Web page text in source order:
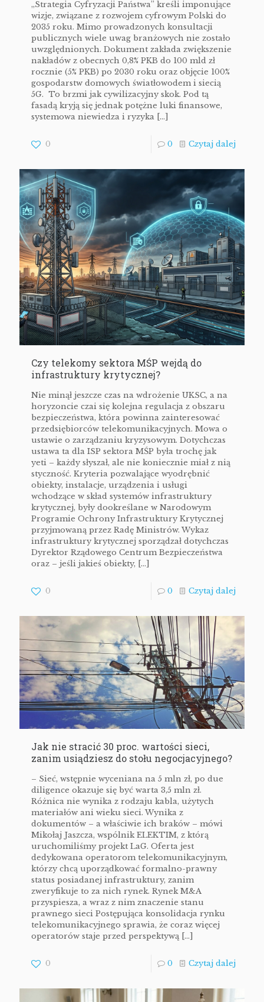
„Strategia Cyfryzacji Państwa” kreśli imponujące
wizje, związane z rozwojem cyfrowym Polski do
2035 roku. Mimo prowadzonych konsultacji
publicznych wiele uwag branżowych nie zostało
uwzględnionych. Dokument zakłada zwiększenie
nakładów z obecnych 0,8% PKB do 100 mld zł
rocznie (5% PKB) po 2030 roku oraz objęcie 100%
gospodarstw domowych światłowodem i siecią
5G. To brzmi jak cywilizacyjny skok. Pod tą
fasadą kryją się jednak potężne luki finansowe,
systemowa niewiedza i ryzyka […]
0 0 Czytaj dalej
Czy telekomy sektora MŚP wejdą do
infrastruktury krytycznej?
Nie minął jeszcze czas na wdrożenie UKSC, a na
horyzoncie czai się kolejna regulacja z obszaru
bezpieczeństwa, która powinna zainteresować
przedsiębiorców telekomunikacyjnych. Mowa o
ustawie o zarządzaniu kryzysowym. Dotychczas
ustawa ta dla ISP sektora MŚP była trochę jak
yeti – każdy słyszał, ale nie koniecznie miał z nią
styczność. Kryteria pozwalające wyodrębnić
obiekty, instalacje, urządzenia i usługi
wchodzące w skład systemów infrastruktury
krytycznej, były dookreślane w Narodowym
Programie Ochrony Infrastruktury Krytycznej
przyjmowaną przez Radę Ministrów. Wykaz
infrastruktury krytycznej sporządzał dotychczas
Dyrektor Rządowego Centrum Bezpieczeństwa
oraz – jeśli jakieś obiekty, […]
0 0 Czytaj dalej
Jak nie stracić 30 proc. wartości sieci,
zanim usiądziesz do stołu negocjacyjnego?
– Sieć, wstępnie wyceniana na 5 mln zł, po due
diligence okazuje się być warta 3,5 mln zł.
Różnica nie wynika z rodzaju kabla, użytych
materiałów ani wieku sieci. Wynika z
dokumentów – a właściwie ich braków – mówi
Mikołaj Jaszcza, wspólnik ELEKTIM, z którą
uruchomiliśmy projekt LaG. Oferta jest
dedykowana operatorom telekomunikacyjnym,
którzy chcą uporządkować formalno-prawny
status posiadanej infrastruktury, zanim
zweryfikuje to za nich rynek. Rynek M&A
przyspiesza, a wraz z nim znaczenie stanu
prawnego sieci Postępująca konsolidacja rynku
telekomunikacyjnego sprawia, że coraz więcej
operatorów staje przed perspektywą […]
0 0 Czytaj dalej